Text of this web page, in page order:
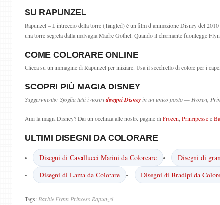
SU RAPUNZEL
Rapunzel – L intreccio della torre (Tangled) è un film d animazione Disney del
una torre segreta dalla malvagia Madre Gothel. Quando il charmante fuorilegge
COME COLORARE ONLINE
Clicca su un immagine di Rapunzel per iniziare. Usa il secchiello di colore per i
SCOPRI PIÙ MAGIA DISNEY
Suggerimento: Sfoglia tutti i nostridisegni Disneyin un unico posto — Frozen,
Ami la magia Disney? Dai un occhiata alle nostre pagine di Frozen Principessee
ULTIMI DISEGNI DA COLORARE
Disegni di Cavallucci Marini da Coloreare
Disegni di
Disegni di Lama da Colorare
Disegni di Bradipi da
Tags: Barbie Flynn Princess Rapunzel